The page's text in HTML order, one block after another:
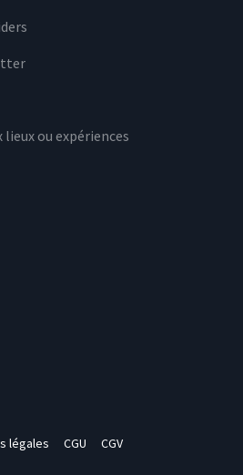
lieux ou expériences
légales CGU CGV